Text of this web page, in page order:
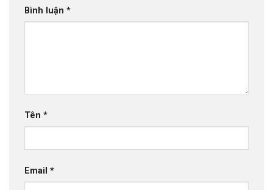
Bình luận *
Tên *
Email *